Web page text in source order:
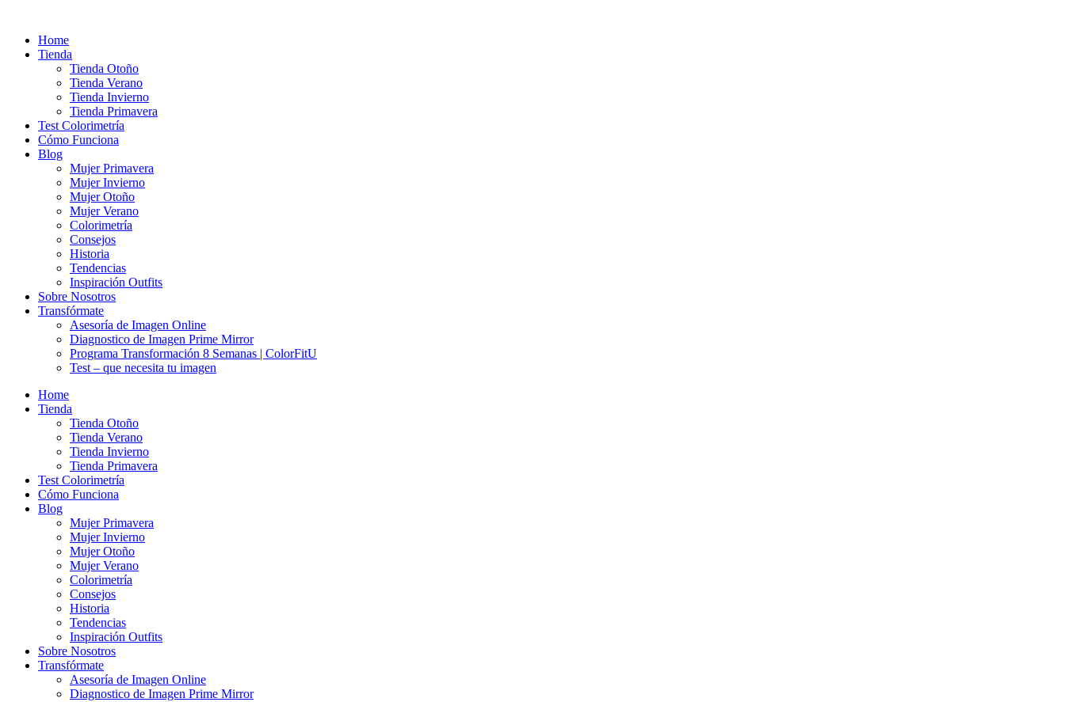
contenidoHome
Tienda
Tienda Otoño
Tienda Verano
Tienda Invierno
Tienda Primavera
Test Colorimetría
Cómo Funciona
Blog
Mujer Primavera
Mujer Invierno
Mujer Otoño
Mujer Verano
Colorimetría
Consejos
Historia
Tendencias
Inspiración Outfits
Sobre Nosotros
Transfórmate
Asesoría de Imagen Online
Diagnostico de Imagen Prime Mirror
Programa Transformación 8 Semanas | ColorFitU
Test – que necesita tu imagen
Home
Tienda
Tienda Otoño
Tienda Verano
Tienda Invierno
Tienda Primavera
Test Colorimetría
Cómo Funciona
Blog
Mujer Primavera
Mujer Invierno
Mujer Otoño
Mujer Verano
Colorimetría
Consejos
Historia
Tendencias
Inspiración Outfits
Sobre Nosotros
Transfórmate
Asesoría de Imagen Online
Diagnostico de Imagen Prime Mirror